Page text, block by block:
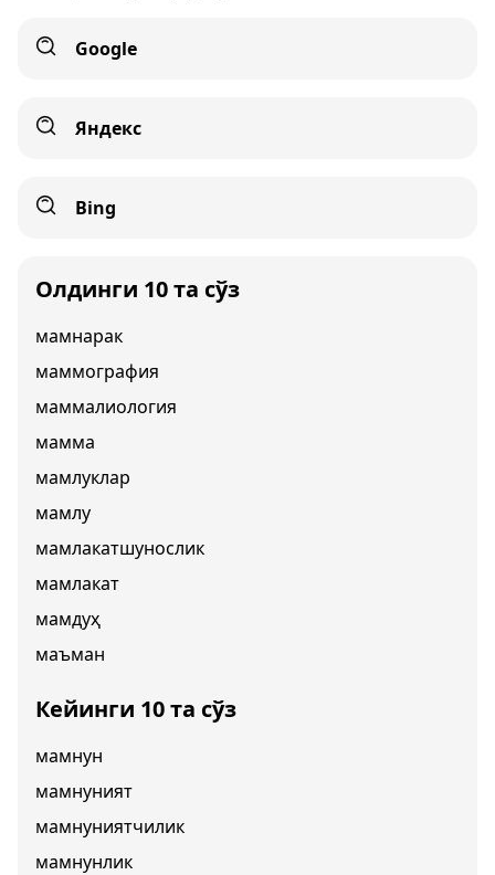
Google
Яндекс
Bing
Олдинги 10 та сўз
мамнарак
маммография
маммалиология
мамма
мамлуклар
мамлу
мамлакатшунослик
мамлакат
мамдуҳ
маъман
Кейинги 10 та сўз
мамнун
мамнуният
мамнуниятчилик
мамнунлик